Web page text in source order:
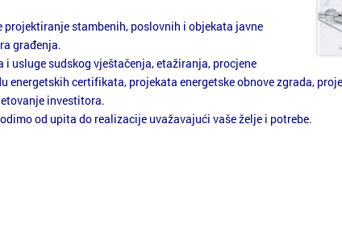
projektiranje stambenih, poslovnih i objekata javne
građenja.
i usluge sudskog vještačenja, etažiranja, procjene
energetskih certifikata, projekata energetske obnove zgrada,
investitora.
od upita do realizacije uvažavajući vaše želje i potrebe.